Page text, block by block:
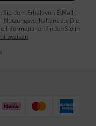
Sie dem Erhalt von E-Mail-
Nutzungsverhaltens zu. Die
Informationen finden Sie in
.